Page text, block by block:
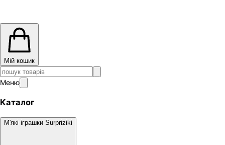
Мій кошик
Меню
Каталог
М'які іграшки Surpriziki